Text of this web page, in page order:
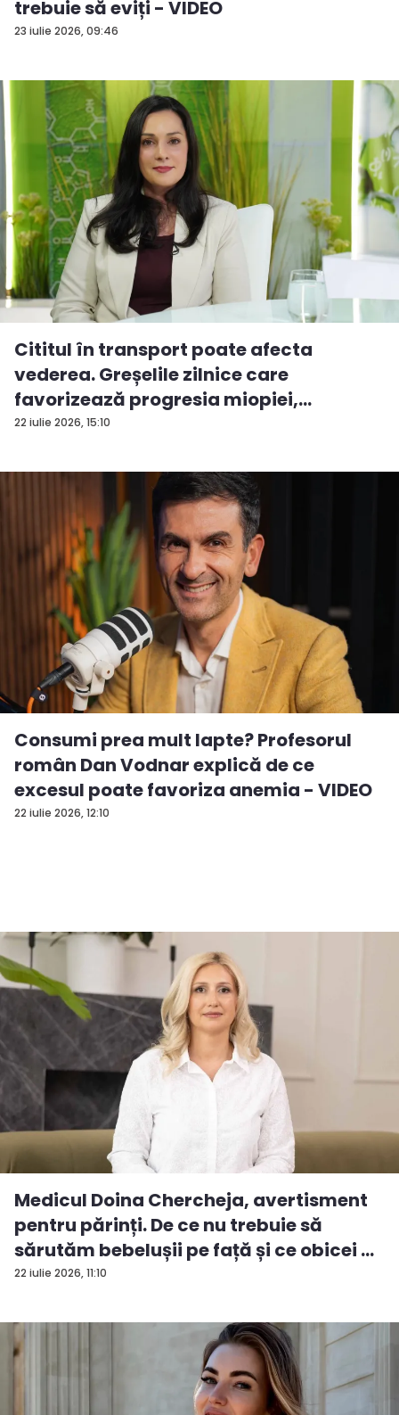
23 iulie 2026, 09:46
trebuie să eviți - VIDEO
22 iulie 2026, 15:10
Cititul în transport poate afecta
vederea. Greșelile zilnice care
favorizează progresia miopiei,
potrivit...
22 iulie 2026, 12:10
Consumi prea mult lapte? Profesorul
român Dan Vodnar explică de ce
excesul poate favoriza anemia - VIDEO
22 iulie 2026, 11:10
Medicul Doina Chercheja, avertisment
pentru părinți. De ce nu trebuie să
sărutăm bebelușii pe față și ce obicei ...